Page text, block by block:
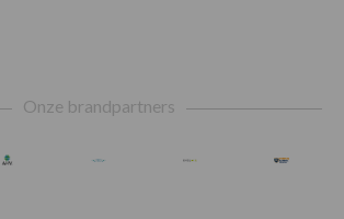
Onze brandpartners